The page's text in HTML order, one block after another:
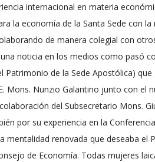
internacional en materia
la economía de la Santa Sede con
de manera colegial con
noticia en los medios como pasó
Patrimonio de la Sede Apostólica)
Mons. Nunzio Galantino junto con
del Subsecretario Mons.
por su experiencia en la
renovada que deseaba el
de Economía. Todas mujeres